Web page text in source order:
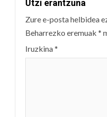
Utzi erantzuna
Zure e-posta helbidea
Beharrezko eremuak *
Iruzkina*